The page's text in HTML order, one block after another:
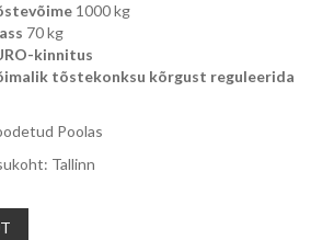
1000 kg
70 kg
kinnitus
tõstekonksu kõrgust reguleerida
Poolas
Tallinn